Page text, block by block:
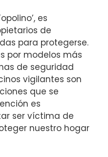
es
de⁣
para protegerse.
por modelos más⁤
de seguridad
vigilantes son
que se
es
ser víctima de
nuestro hogar